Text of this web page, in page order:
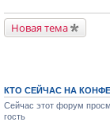
Новая тема
КТО СЕЙЧАС НА
Сейчас этот форум
гость